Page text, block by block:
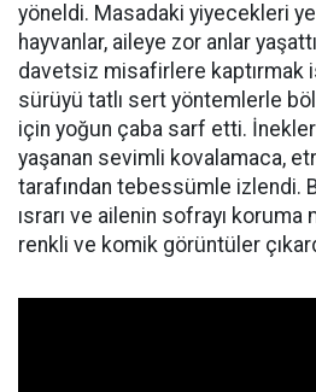
yöneldi. Masadaki yiyecekleri
hayvanlar, aileye zor anlar
davetsiz misafirlere kaptırmak
sürüyü tatlı sert yöntemlerle
için yoğun çaba sarf etti.
yaşanan sevimli kovalamaca,
tarafından tebessümle izlendi.
ısrarı ve ailenin sofrayı
renkli ve komik görüntüler